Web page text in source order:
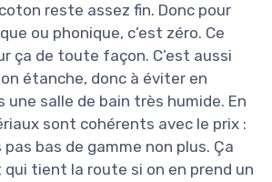
reste assez fin. Donc pour
ou phonique, c’est zéro. Ce
ça de toute façon. C’est aussi
étanche, donc à éviter en
une salle de bain très humide. En
sont cohérents avec le prix :
pas bas de gamme non plus. Ça
qui tient la route si on en prend un